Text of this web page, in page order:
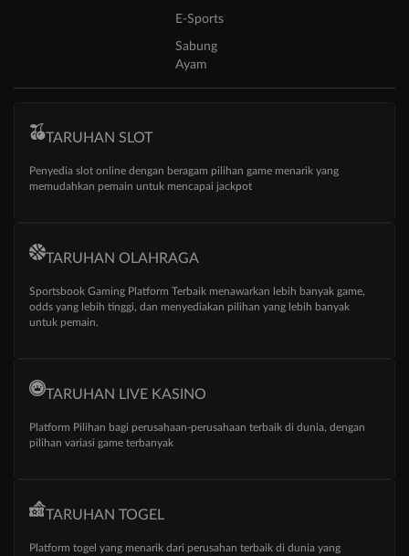
E-Sports
Sabung
Ayam
TARUHAN SLOT
Penyedia slot online dengan beragam pilihan game menarik yang
memudahkan pemain untuk mencapai jackpot
TARUHAN OLAHRAGA
Sportsbook Gaming Platform Terbaik menawarkan lebih banyak game,
odds yang lebih tinggi, dan menyediakan pilihan yang lebih banyak
untuk pemain.
TARUHAN LIVE KASINO
Platform Pilihan bagi perusahaan-perusahaan terbaik di dunia, dengan
pilihan variasi game terbanyak
TARUHAN TOGEL
Platform togel yang menarik dari perusahan terbaik di dunia yang